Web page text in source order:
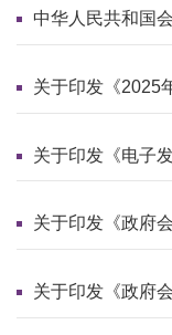
中华人民共和国
关于印发《2025
知
关于印发《电子
南》的通知
关于印发《政府
的通知
关于印发《政府
的通知